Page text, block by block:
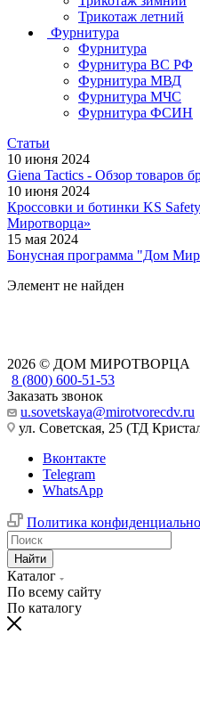
Трикотаж летний
Фурнитура
Фурнитура
Фурнитура ВС РФ
Фурнитура МВД
Фурнитура МЧС
Фурнитура ФСИН
Статьи
10 июня 2024
Giena Tactics - Обзор товаров
10 июня 2024
Кроссовки и ботинки KS
Миротворца»
15 мая 2024
Бонусная программа "Дом
Элемент не найден
2026 © ДОМ МИРОТВОРЦА
8 (800) 600-51-53
Заказать звонок
u.sovetskaya@mirotvorecdv.ru
ул. Советская, 25 (ТД
Вконтакте
Telegram
WhatsApp
Политика
Найти
Каталог
По всему сайту
По каталогу